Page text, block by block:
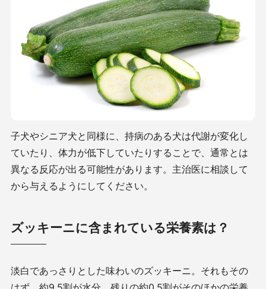
子犬やシニア犬と同様に、持病のある犬は代謝が変化し
ていたり、体力が低下していたりすることで、通常とは
異なる反応が出る可能性があります。主治医に相談して
から与えるようにしてください。
ズッキーニに含まれている栄養素は？
淡白であっさりとした味わいのズッキーニ。それもその